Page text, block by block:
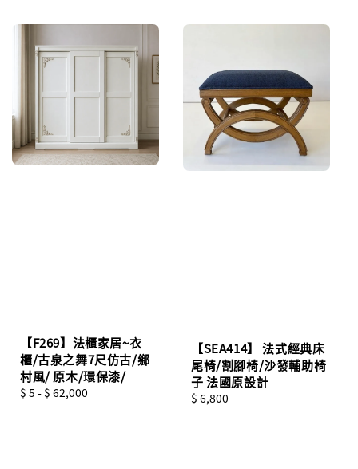
【F269】法櫃家居~衣
櫃/古泉之舞7尺仿古/鄉
村風/ 原木/環保漆/
Regular
$ 5 - $ 62,000
【SEA414】 法式經典床
尾椅/割腳椅/沙發輔助椅
子 法國原設計
Regular
$ 6,800